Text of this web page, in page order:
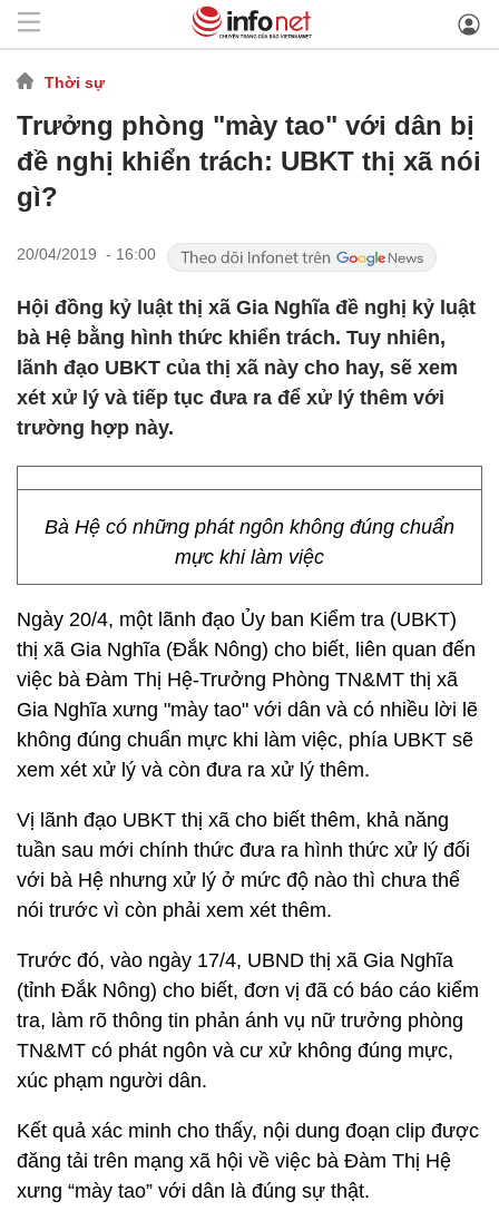
Thời sự
Trưởng phòng "mày tao" với dân bị
đề nghị khiển trách: UBKT thị xã nói
gì?
20/04/2019 - 16:00
Hội đồng kỷ luật thị xã Gia Nghĩa đề nghị kỷ luật
bà Hệ bằng hình thức khiển trách. Tuy nhiên,
lãnh đạo UBKT của thị xã này cho hay, sẽ xem
xét xử lý và tiếp tục đưa ra để xử lý thêm với
trường hợp này.
Bà Hệ có những phát ngôn không đúng chuẩn
mực khi làm việc
Ngày 20/4, một lãnh đạo Ủy ban Kiểm tra (UBKT)
thị xã Gia Nghĩa (Đắk Nông) cho biết, liên quan đến
việc bà Đàm Thị Hệ-Trưởng Phòng TN&MT thị xã
Gia Nghĩa xưng "mày tao" với dân và có nhiều lời lẽ
không đúng chuẩn mực khi làm việc, phía UBKT sẽ
xem xét xử lý và còn đưa ra xử lý thêm.
Vị lãnh đạo UBKT thị xã cho biết thêm, khả năng
tuần sau mới chính thức đưa ra hình thức xử lý đối
với bà Hệ nhưng xử lý ở mức độ nào thì chưa thể
nói trước vì còn phải xem xét thêm.
Trước đó, vào ngày 17/4, UBND thị xã Gia Nghĩa
(tỉnh Đắk Nông) cho biết, đơn vị đã có báo cáo kiểm
tra, làm rõ thông tin phản ánh vụ nữ trưởng phòng
TN&MT có phát ngôn và cư xử không đúng mực,
xúc phạm người dân.
Kết quả xác minh cho thấy, nội dung đoạn clip được
đăng tải trên mạng xã hội về việc bà Đàm Thị Hệ
xưng “mày tao” với dân là đúng sự thật.